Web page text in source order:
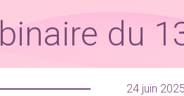
du
24 juin 2025